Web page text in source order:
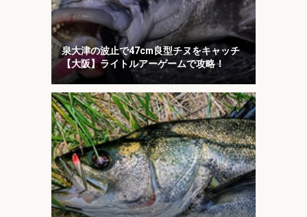
泉大津の波止で47cm良型チヌをキャッチ
【大阪】ライトルアーゲームで攻略！